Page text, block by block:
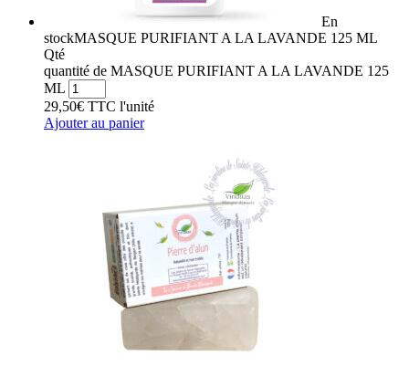
En
stockMASQUE PURIFIANT A LA LAVANDE 125 ML
Qté
quantité de MASQUE PURIFIANT A LA LAVANDE 125
ML
29,50€ TTC l'unité
Ajouter au panier